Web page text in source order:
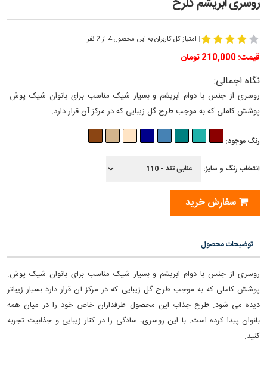
| امتیاز کل کاربران به این محصول 4 از 2 نفر
قیمت: 210,000 تومان
نگاه اجمالی:
روسری از جنس با دوام ابریشم و بسیار شیک مناسب برای بانوان شیک پوش.
پوشش کاملی که به موجب طرح گل زیبایی که در مرکز آن قرار دارد.
رنگ موجود:
انتخاب رنگ و سایز:
سفارش خرید
توضیحات محصول
روسری از جنس با دوام ابریشم و بسیار شیک مناسب برای بانوان شیک پوش.
پوشش کاملی که به موجب طرح گل زیبایی که در مرکز آن قرار دارد بسیار زیباتر
دیده می شود. طرح جذاب این محصول طرفداران خاص خود را در میان همه
بانوان پیدا کرده است. با این روسری، سادگی را در کنار زیبایی و جذابیت تجربه
کنید.